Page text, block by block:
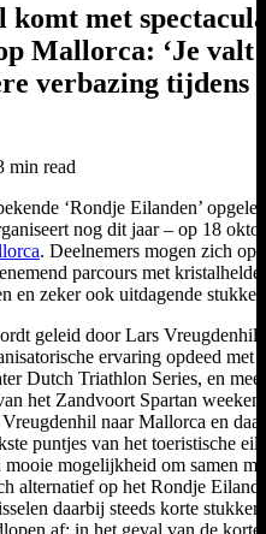
komt met
Mallorca: ‘Je valt
verbazing tijdens
min read
‘Rondje Eilanden’ opgelet:
nog dit jaar – op 18
. Deelnemers mogen zich
parcours met kristalhelder
en zeker ook uitdagende
geleid door Lars Vreugdenhil,
ervaring opdeed met
Dutch Triathlon Series, en meer
het Zandvoort Spartan
naar Mallorca en
puntjes van het toeristische
mogelijkheid om samen
alternatief op het Rondje
daarbij steeds korte stukken
af: in het geval van de korte